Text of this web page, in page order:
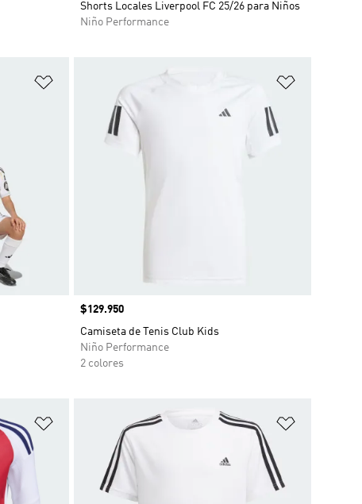
Shorts Locales Liverpool FC 25/26 para Niños
Niño Performance
Precio
$129.950
Camiseta de Tenis Club Kids
Niño Performance
2 colores
Añadir a la lista de deseos